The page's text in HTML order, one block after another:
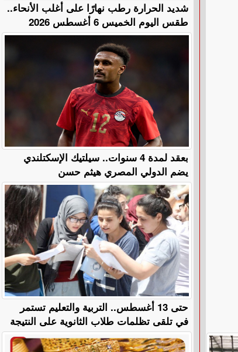
​شديد الحرارة رطب نهارًا على أغلب الأنحاء..
طقس اليوم الخميس 6 أغسطس 2026
بعقد لمدة 4 سنوات.. سيلتيك الإسكتلندي
يضم الدولي المصري هيثم حسن
حتى 13 أغسطس.. التربية والتعليم تستمر
في تلقى تظلمات طلاب الثانوية على النتيجة